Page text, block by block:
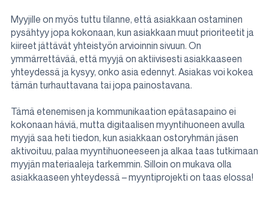
Myyjille on myös tuttu tilanne, että asiakkaan ostaminen
pysähtyy jopa kokonaan, kun asiakkaan muut prioriteetit ja
kiireet jättävät yhteistyön arvioinnin sivuun. On
ymmärrettävää, että myyjä on aktiivisesti asiakkaaseen
yhteydessä ja kysyy, onko asia edennyt. Asiakas voi kokea
tämän turhauttavana tai jopa painostavana.
Tämä etenemisen ja kommunikaation epätasapaino ei
kokonaan häviä, mutta digitaalisen myyntihuoneen avulla
myyjä saa heti tiedon, kun asiakkaan ostoryhmän jäsen
aktivoituu, palaa myyntihuoneeseen ja alkaa taas tutkimaan
myyjän materiaaleja tarkemmin. Silloin on mukava olla
asiakkaaseen yhteydessä – myyntiprojekti on taas elossa!